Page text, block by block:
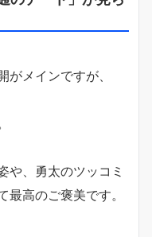
メインですが、
や、勇太のツッコミ
高のご褒美です。